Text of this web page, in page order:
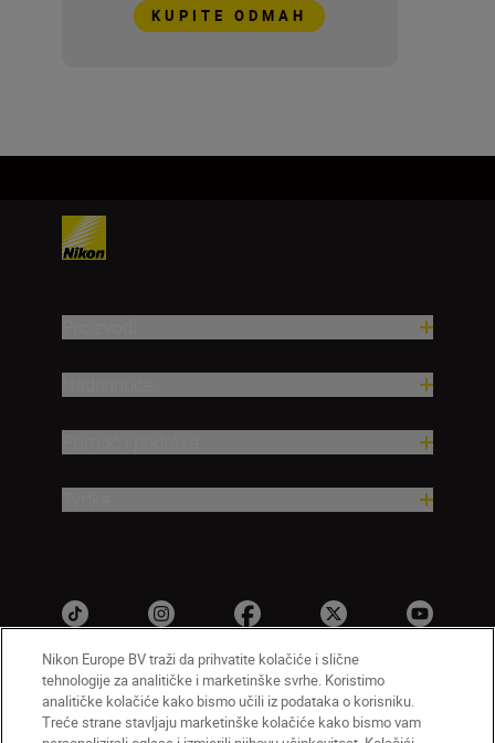
KUPITE ODMAH
HR Nikon Sites
Nikon Europe BV traži da prihvatite kolačiće i slične
tehnologije za analitičke i marketinške svrhe. Koristimo
analitičke kolačiće kako bismo učili iz podataka o korisniku.
Treće strane stavljaju marketinške kolačiće kako bismo vam